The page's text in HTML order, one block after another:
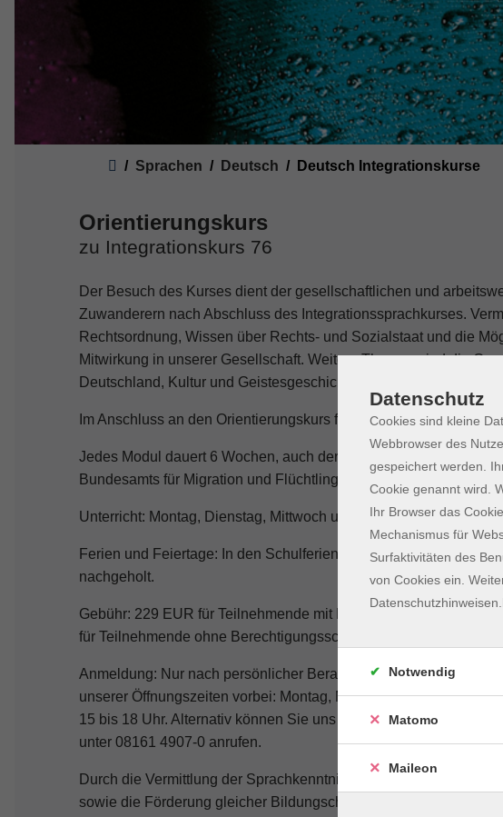
Sprachen Deutsch Deutsch Integrationskurse
Orientierungskurs
zu Integrationskurs 76
Der Besuch des Kurses dient der gesellschaftlichen und
Zuwanderern nach Abschluss des Integrationssprachkurses.
Rechtsordnung, Wissen über Rechts- und Sozialstaat und die
Mitwirkung in unserer Gesellschaft. Weitere Themen sind die
Deutschland, Kultur und Geistesgeschichte, Landeskunde und
Im Anschluss an den Orientierungskurs findet die Prüfung
Jedes Modul dauert 6 Wochen, auch der Orientierungskurs und
Bundesamts für Migration und Flüchtlinge (BAMF) durchgeführt.
Unterricht: Montag, Dienstag, Mittwoch und Donnerstag
Ferien und Feiertage: In den Schulferien findet kein Unterricht
nachgeholt.
Gebühr: 229 EUR für Teilnehmende mit Berechtigungsschein;
für Teilnehmende ohne Berechtigungsschein.
Anmeldung: Nur nach persönlicher Beratung und Einstufung
unserer Öffnungszeiten vorbei: Montag, Mittwoch und Freitag
15 bis 18 Uhr. Alternativ können Sie uns eine Nachricht an
unter 08161 4907-0 anrufen.
Durch die Vermittlung der Sprachkenntnisse werden die
sowie die Förderung gleicher Bildungschancen, unterstützt.
Datenschutz
Cookies sind kleine
Webbrowser des
gespeichert werden.
Cookie genannt wird.
Ihr Browser das
Mechanismus für
Surfaktivitäten des
von Cookies ein.
Datenschutzhinweisen.
Notwendig
Matomo
Maileon